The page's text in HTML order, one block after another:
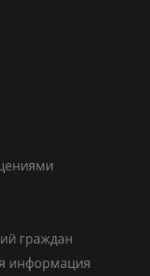
граждан
информация